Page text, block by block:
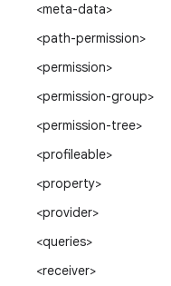
<meta-data>
<path-permission>
<permission>
<permission-group>
<permission-tree>
<profileable>
<property>
<provider>
<queries>
<receiver>